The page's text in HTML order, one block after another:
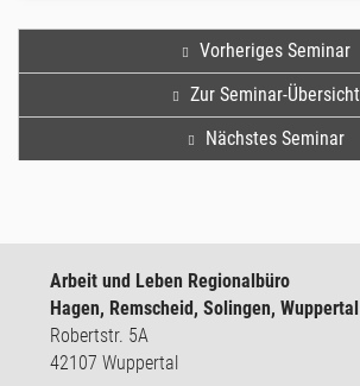
Vorheriges Seminar
Zur Seminar-Übersicht
Nächstes Seminar
Arbeit und Leben Regionalbüro
Hagen, Remscheid, Solingen, Wuppertal
Robertstr. 5A
42107 Wuppertal